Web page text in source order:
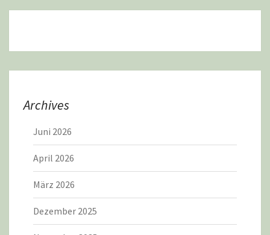
Archives
Juni 2026
April 2026
März 2026
Dezember 2025